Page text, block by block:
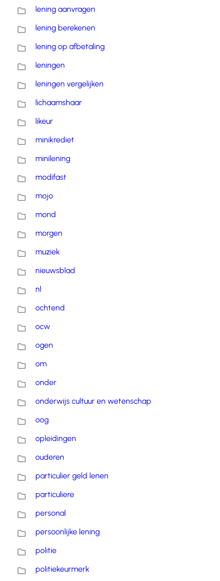
lening aanvragen
lening berekenen
lening op afbetaling
leningen
leningen vergelijken
lichaamshaar
likeur
minikrediet
minilening
modifast
mojo
mond
morgen
muziek
nieuwsblad
nl
ochtend
ocw
ogen
om
onder
onderwijs cultuur en wetenschap
oog
opleidingen
ouderen
particulier geld lenen
particuliere
personal
persoonlijke lening
politie
politiekeurmerk